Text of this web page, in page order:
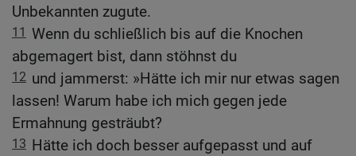
Unbekannten zugute.
11 Wenn du schließlich bis auf die Knochen
abgemagert bist, dann stöhnst du
12 und jammerst: »Hätte ich mir nur etwas sagen
lassen! Warum habe ich mich gegen jede
Ermahnung gesträubt?
13 Hätte ich doch besser aufgepasst und auf